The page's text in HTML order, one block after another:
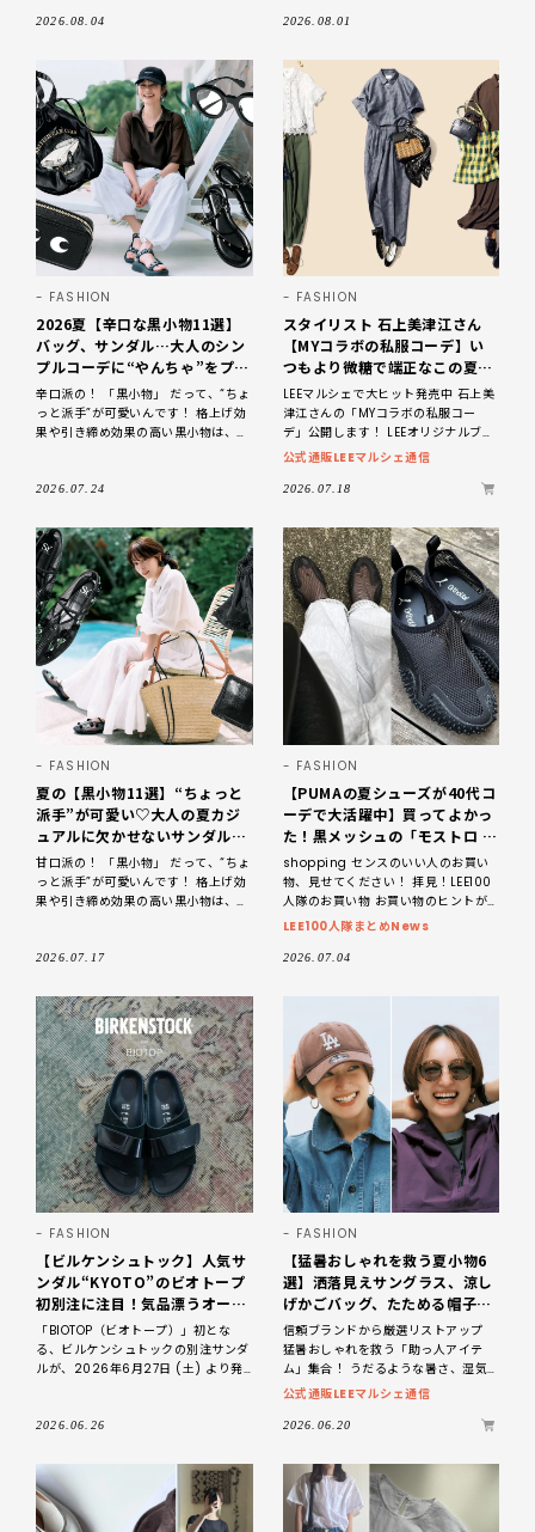
2026.08.04 2026.08.01
FASHION
2026夏【辛口な黒小物11選】
バッグ、サンダル…大人のシン
プルコーデに“やんちゃ”をプラ
ス！
辛口派の！ 「黒小物」 だって、“ちょ
っと派手”が可愛いんです！ 格上げ効
果や引き締め効果の高い黒小物は、夏
2026.07.24
FASHION
スタイリスト 石上美津江さん
【MYコラボの私服コーデ】い
つもより微糖で端正なこの夏の
メインワードローブ
LEEマルシェで大ヒット発売中 石上美
津江さんの「MYコラボの私服コー
デ」公開します！ LEEオリジナルブラ
ンド「12closet」とのコラボアイテム
公式通販LEEマルシェ通信
2026.07.18
FASHION
夏の【黒小物11選】“ちょっと
派手”が可愛い♡大人の夏カジ
ュアルに欠かせないサンダル、
バッグも「黒」がいい！
甘口派の！ 「黒小物」 だって、“ちょ
っと派手”が可愛いんです！ 格上げ効
果や引き締め効果の高い黒小物は、夏
2026.07.17
FASHION
【PUMAの夏シューズが40代コ
ーデで大活躍中】買ってよかっ
た！黒メッシュの「モストロ フ
レックス メッシュ スニーカ
ー」。サイズ感と履き心地をレ
ビュー【2026】
shopping センスのいい人のお買い
物、見せてください！ 拝見！LEE100
人隊のお買い物 お買い物のヒントが
見つかる！ LEE公式ブロガー100人隊
LEE100人隊まとめNews
2026.07.04
FASHION
【ビルケンシュトック】人気サ
ンダル“KYOTO”のビオトープ
初別注に注目！気品漂うオール
ブラックが素敵
「BIOTOP（ビオトープ）」初とな
る、ビルケンシュトックの別注サンダ
ルが、2026年6月27日 (土) より発
2026.06.26
FASHION
【猛暑おしゃれを救う夏小物6
選】洒落見えサングラス、涼し
げかごバッグ、たためる帽子
etc.
信頼ブランドから厳選リストアップ
猛暑おしゃれを救う「助っ人アイテ
ム」集合！ うだるような暑さ、湿気
による汗やベタつき、強い紫外線……。
には
公式通販LEEマルシェ通信
2026.06.20